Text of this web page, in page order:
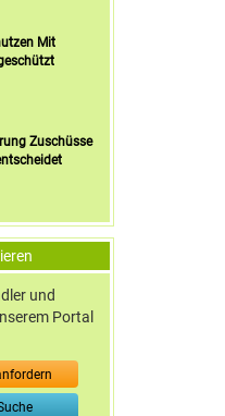
Mit
Zuschüsse
und
Portal